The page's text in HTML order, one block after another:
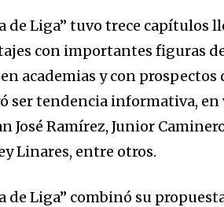
de Liga” tuvo trece capítulos
con importantes figuras
academias y con
ser tendencia informativa,
José Ramírez, Junior
Linares, entre otros.
de Liga” combinó su